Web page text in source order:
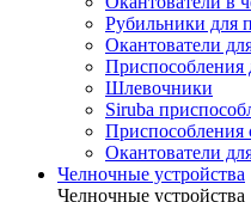
Рубильники для
Окантователи
Приспособления
Шлевочники
Siruba
Приспособления
Окантователи
Челночные устройства
Челночные устройства